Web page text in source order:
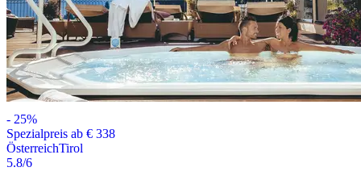
- 25%
Spezialpreis ab € 338
ÖsterreichTirol
5.8/6